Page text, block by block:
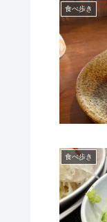
食べ歩き
食べ歩き